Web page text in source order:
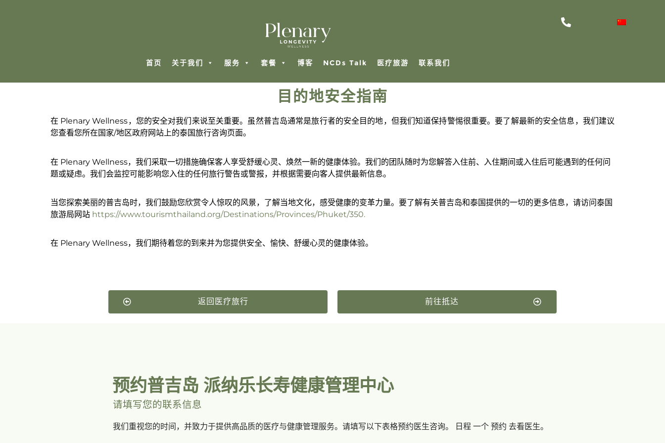
首页 关于我们 服务 套餐 博客 NCDs Talk 医疗旅游 联系我们
目的地安全指南
在 Plenary Wellness，您的安全对我们来说至关重要。虽然普吉岛通常是旅行者的安全目的地，但我们知道保持警惕很重要。要了解最新的安全信息，我们建议
您查看您所在国家/地区政府网站上的泰国旅行咨询页面。
在 Plenary Wellness，我们采取一切措施确保客人享受舒缓心灵、焕然一新的健康体验。我们的团队随时为您解答入住前、入住期间或入住后可能遇到的任何问
题或疑虑。我们会监控可能影响您入住的任何旅行警告或警报，并根据需要向客人提供最新信息。
当您探索美丽的普吉岛时，我们鼓励您欣赏令人惊叹的风景，了解当地文化，感受健康的变革力量。要了解有关普吉岛和泰国提供的一切的更多信息，请访问泰国
旅游局网站 https://www.tourismthailand.org/Destinations/Provinces/Phuket/350.
在 Plenary Wellness，我们期待着您的到来并为您提供安全、愉快、舒缓心灵的健康体验。
返回医疗旅行 前往抵达
预约普吉岛 派纳乐长寿健康管理中心
请填写您的联系信息
我们重视您的时间，并致力于提供高品质的医疗与健康管理服务。请填写以下表格预约医生咨询。 日程 一个 预约 去看医生。